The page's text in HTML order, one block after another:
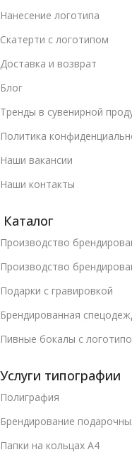
Нанесение логотипа
Скатерти с логотипом
Доставка и возврат
Блог
Тренды в сувенирной
Политика
Наши вакансии
Наши контакты
Каталог
Производство
Производство
Подарки с гравировкой
Брендированная
Пивные бокалы с
Услуги типографии
Полиграфия
Брендирование
Папки на кольцах А4